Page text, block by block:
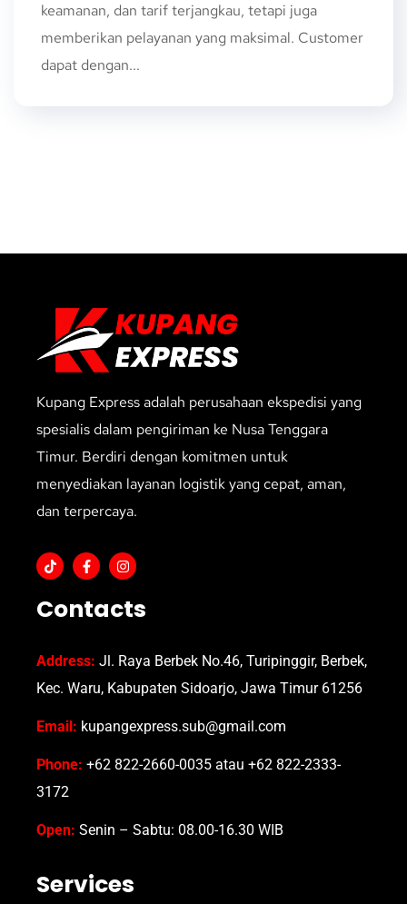
keamanan, dan tarif terjangkau, tetapi juga
memberikan pelayanan yang maksimal. Customer
dapat dengan...
Kupang Express adalah perusahaan ekspedisi yang
spesialis dalam pengiriman ke Nusa Tenggara
Timur. Berdiri dengan komitmen untuk
menyediakan layanan logistik yang cepat, aman,
dan terpercaya.
Contacts
Address: Jl. Raya Berbek No.46, Turipinggir, Berbek,
Kec. Waru, Kabupaten Sidoarjo, Jawa Timur 61256
Email: kupangexpress.sub@gmail.com
Phone: +62 822-2660-0035 atau +62 822-2333-
3172
Open: Senin – Sabtu: 08.00-16.30 WIB
Services